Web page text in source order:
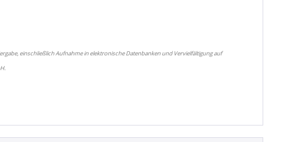
einschließlich Aufnahme in elektronische Datenbanken und Vervielfältigung auf